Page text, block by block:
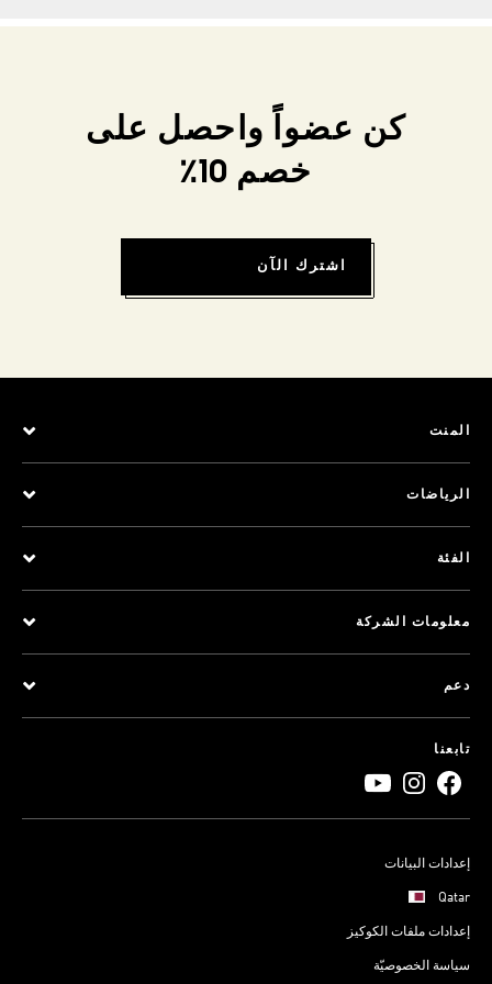
كن عضواً واحصل على
خصم 10٪
اشترك الآن
المنت
الرياضات
الفئة
معلومات الشركة
دعم
تابعنا
إعدادات البيانات
Qatar
إعدادات ملفات الكوكيز
سياسة الخصوصيّة